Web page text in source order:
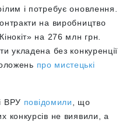
і потребує оновлення.
на виробництво
на 276 млн грн.
укладена без конкуренції
про мистецькі
ВРУ повідомили
, що
конкурсів не виявили, а